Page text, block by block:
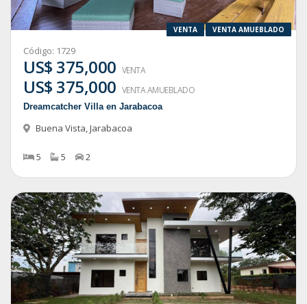
VENTA VENTA AMUEBLADO
Código: 1729
US$ 375,000 VENTA
US$ 375,000 VENTA AMUEBLADO
Dreamcatcher Villa en Jarabacoa
Buena Vista,Jarabacoa
5 5 2